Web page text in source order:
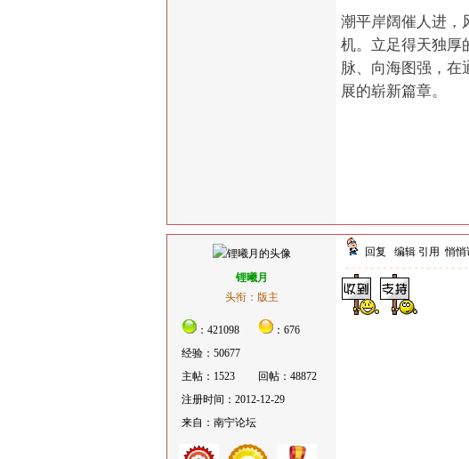
潮平岸阔催人进，
机。立足得天独厚
脉、向海图强，在
展的崭新篇章。
锂曦月
头衔：版主
：421098
：676
经验：50677
主帖：1523
回帖：48872
注册时间：2012-12-29
来自：南宁论坛
回复 编辑 引用 悄悄